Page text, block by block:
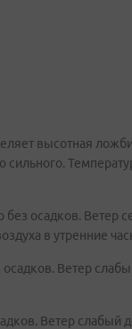
высотная
без осадков. Ветер
в утренние
Ветер
Ветер слабый